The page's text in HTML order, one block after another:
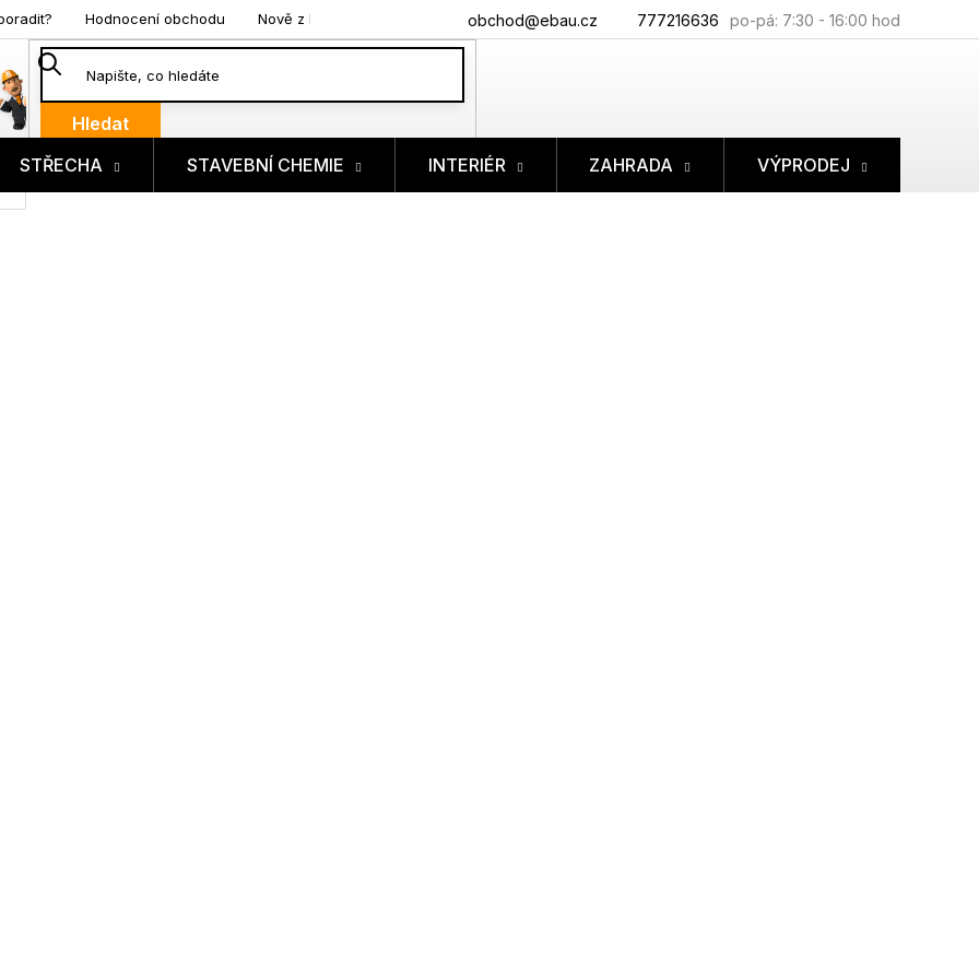
777216636
obchod@ebau.cz
Hodnocení obchodu Nově z blogu
Hledat
STŘECHA STAVEBNÍ CHEMIE INTERIÉR ZAHRADA VÝPRODEJ